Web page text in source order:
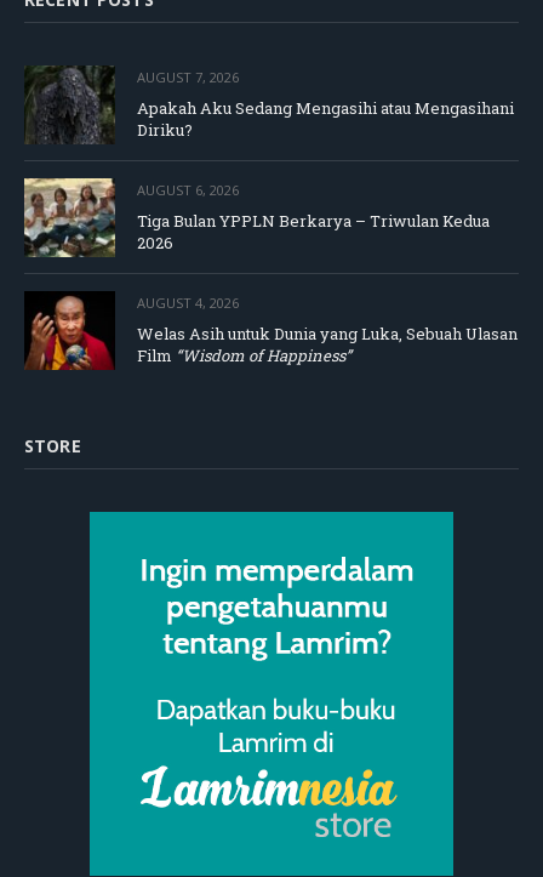
AUGUST 7, 2026
Apakah Aku Sedang Mengasihi atau Mengasihani
Diriku?
AUGUST 6, 2026
Tiga Bulan YPPLN Berkarya – Triwulan Kedua
2026
AUGUST 4, 2026
Welas Asih untuk Dunia yang Luka, Sebuah Ulasan
Film “Wisdom of Happiness”
STORE